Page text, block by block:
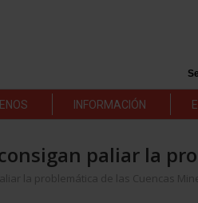
INFORMACIÓN
paliar la
la problemática de las Cuencas